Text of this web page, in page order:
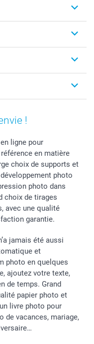
!
ligne pour
en matière
choix de supports et
photo
photo dans
choix de tirages
avec une qualité
garantie.
jamais été aussi
et
photo en quelques
ajoutez votre texte,
de temps. Grand
papier photo et
livre photo pour
de vacances, mariage,